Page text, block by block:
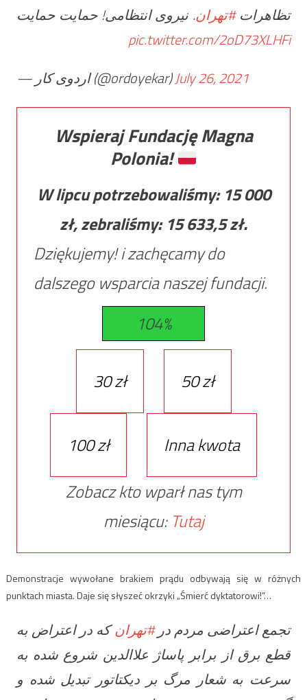
تظاهرات#تهران. نیروی انتظامی! حمایت حمایت
pic.twitter.com/2oD73XLHFi
— اردوی کار (@ordoyekar)July 26, 2021
Wspieraj Fundację Magna
Polonia!
W lipcu potrzebowaliśmy: 15 000
zł, zebraliśmy: 15 633,5zł.
Dziękujemy! i zachęcamy do
dalszego wsparcia naszej fundacji.
104%
30 zł 50 zł
100 zł
Inna kwota
Zobacz kto wparł nas tym
miesiącu: Tutaj
Demonstracje wywołane brakiem prądu odbywają się w różnych
punktach miasta. Daje się słyszeć okrzyki „Śmierć dyktatorowi!”…
تجمع اعتراضی مردم در#تهرانکه در اعتراض به
قطع برق از برابر پاساژ علاالدین شروع شده به
سرعت به شعار مرگ بر دیکتاتور تبدیل شده و